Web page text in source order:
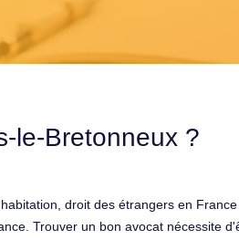
le-Bretonneux ?
droit des étrangers en
Trouver un bon avocat nécessite